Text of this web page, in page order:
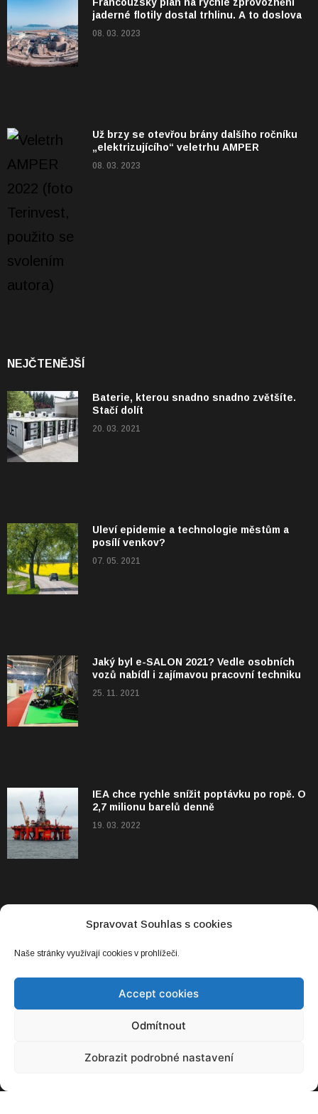
Spravovat Souhlas s cookies
Naše stránky využívají cookies v prohlížeči.
Accept cookies
Odmítnout
Zobrazit podrobné nastavení
jaderné flotily dostal trhlinu. A to doslova
08. 03. 2023
Už brzy se otevřou brány dalšího ročníku
„elektrizujícího“ veletrhu AMPER
08. 03. 2023
NEJČTENĚJŠÍ
Baterie, kterou snadno snadno zvětšíte.
Stačí dolít
20. 03. 2021
Uleví epidemie a technologie městům a
posílí venkov?
07. 05. 2021
Jaký byl e-SALON 2021? Vedle osobních
vozů nabídl i zajímavou pracovní techniku
25. 11. 2021
IEA chce rychle snížit poptávku po ropě. O
2,7 milionu barelů denně
19. 03. 2022
Byznys